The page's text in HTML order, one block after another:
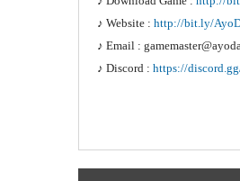
♪ Website : http://bit.ly/
♪ Email :
♪ Discord : https://